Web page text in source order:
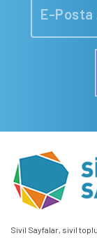
Sivil Sayfalar, sivil